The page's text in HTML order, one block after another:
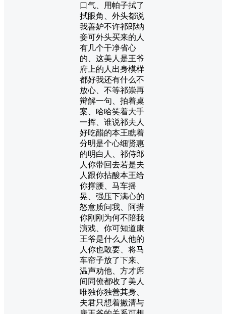
口气、用帕子拭了
拭眼角、外头都说
我善妒不许祁郎纳
妾可外头买来的人
有几个干净省心
的、这美人是王爷
府上的人出身模样
都好我还有什么不
放心、不等祁崇再
辩解一句、拍着桌
案、哈哈笑着大手
一挥、谁说祁夫人
好吃醋的本王瞧着
分明是个心细贤惠
的明白人、祁侍郎
人你带回去若是夫
人跟你拈酸本王给
你撑腰、马车摇
晃、强压下满心的
怒意质问我、阿措
你刚刚为何不陪我
演戏、你可知道康
王爷是什么人他的
人你也敢要、将马
车帘子放了下来、
温声劝他、方才席
间同僚都收了美人
唯独你独善其身、
夫君只想着撇清与